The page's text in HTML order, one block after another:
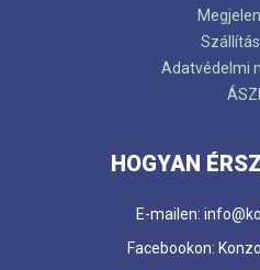
Adatvédelmi
HOGYAN
E-mailen:
Facebookon: